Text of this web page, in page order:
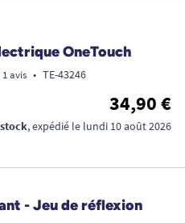
OneTouch
1 avis • TE-43246
34,90 €
, expédié le lundi 10 août 2026
- Jeu de réflexion